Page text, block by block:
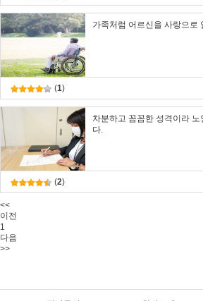
가족처럼 어르신을 사랑으로
(1)
차분하고 꼼꼼한 성격이라
다.
(2)
<<
이전
1
다음
>>